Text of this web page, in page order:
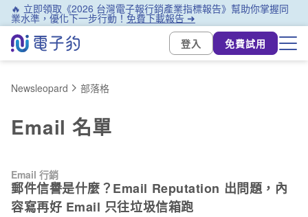
🔥 立即領取《2026 台灣電子報行銷產業指標報告》幫助你掌握同
業水準，優化下一步行動！免費下載報告 ➜
登入
免費試用
Newsleopard 部落格
Email 名單
Email 行銷
郵件信譽是什麼？Email Reputation 出問題，內
容寫再好 Email 只往垃圾信箱跑